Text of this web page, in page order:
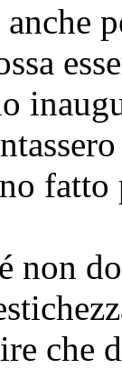
non
che